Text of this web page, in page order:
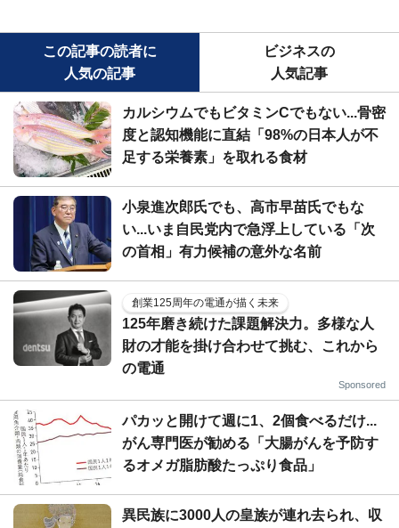
この記事の読者に
人気の記事
ビジネスの
人気記事
カルシウムでもビタミンCでもない...骨密
度と認知機能に直結「98%の日本人が不
足する栄養素」を取れる食材
小泉進次郎氏でも、高市早苗氏でもな
い...いま自民党内で急浮上している「次
の首相」有力候補の意外な名前
創業125周年の電通が描く未来
125年磨き続けた課題解決力。多様な人
財の才能を掛け合わせて挑む、これから
の電通
Sponsored
パカッと開けて週に1、2個食べるだけ...
がん専門医が勧める「大腸がんを予防す
るオメガ脂肪酸たっぷり食品」
異民族に3000人の皇族が連れ去られ、収